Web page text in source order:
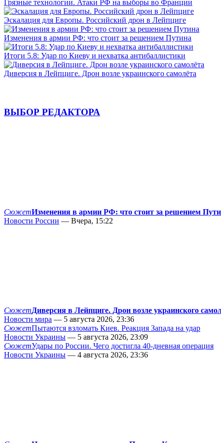
Грязные технологии. Атаки РФ на выборы во Франции
Эскалация для Европы. Российский дрон в Лейпциге
Изменения в армии РФ: что стоит за решением Путина
Итоги 5.8: Удар по Киеву и нехватка антибаллистики
Диверсия в Лейпциге. Дрон возле украинского самолёта
ВЫБОР РЕДАКТОРА
СюжетИзменения в армии РФ: что стоит за решением
Новости России — Вчера, 15:22
СюжетДиверсия в Лейпциге. Дрон возле украинского
Новости мира — 5 августа 2026, 23:36
СюжетПытаются взломать Киев. Реакция Запада на удар
Новости Украины — 5 августа 2026, 23:09
СюжетУдары по России. Чего достигла 40-дневная операция
Новости Украины — 4 августа 2026, 23:36